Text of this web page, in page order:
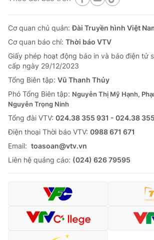
Cơ quan chủ quản:Đài Truyền hình Việt
Cơ quan báo chí: Thời báo VTV
Giấy phép hoạt động báo in và báo điện tử
cấp ngày 29/12/2023
Tổng Biên tập: Vũ Thanh Thủy
Phó Tổng Biên tập: Nguyễn Thị Mỹ Hạnh,
Nguyễn Trọng Ninh
Tổng đài VTV: 024.38 355 931 - 024.38
Ðiện thoại Thời báo VTV: 0988 671 671
Email: toasoan@vtv.vn
Liên hệ quảng cáo: (024) 626 79595